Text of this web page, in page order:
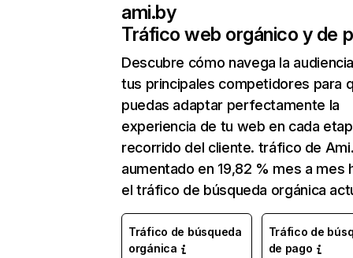
ami.by
Tráfico web orgánico y de
Descubre cómo navega la
tus principales competidores para
puedas adaptar perfectamente la
experiencia de tu web en cada
recorrido del cliente. tráfico de
aumentado en 19,82 % mes a mes
el tráfico de búsqueda orgánica
Tráfico de búsqueda
orgánica
Tráfico de
de pago